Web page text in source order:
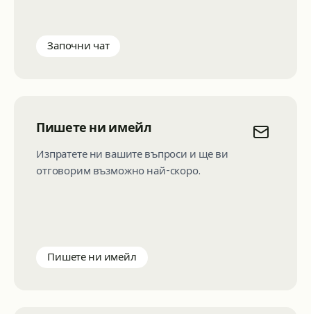
Започни чат
Пишете ни имейл
Изпратете ни вашите въпроси и ще ви
отговорим възможно най-скоро.
Пишете ни имейл